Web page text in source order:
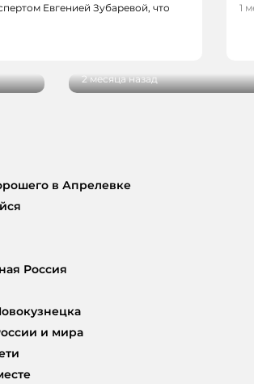
Евгенией Зубаревой, что
1
2 месяца назад
в Апрелевке
Россия
и мира